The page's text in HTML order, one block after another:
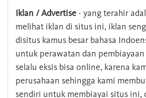
Iklan / Advertise - yang terahir
melihat iklan di situs ini, iklan
disitus kamus besar bahasa
untuk perawatan dan
selalu eksis bisa online, karena
perusahaan sehingga kami
sendiri untuk membiayai situs ini,